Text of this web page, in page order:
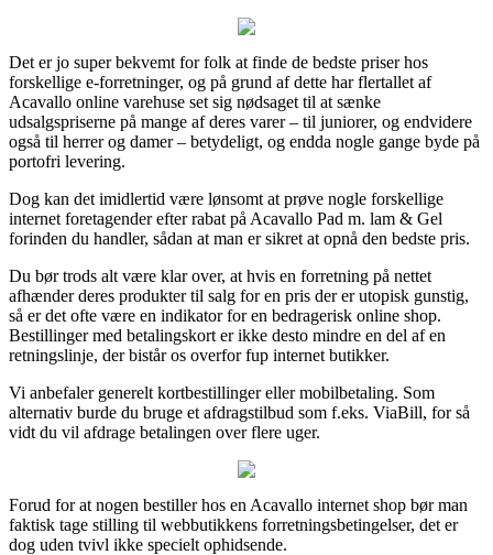
Det er jo super bekvemt for folk at finde de bedste priser hos
forskellige e-forretninger, og på grund af dette har flertallet af
Acavallo online varehuse set sig nødsaget til at sænke
udsalgspriserne på mange af deres varer – til juniorer, og endvidere
også til herrer og damer – betydeligt, og endda nogle gange byde på
portofri levering.
Dog kan det imidlertid være lønsomt at prøve nogle forskellige
internet foretagender efter rabat på Acavallo Pad m. lam & Gel
forinden du handler, sådan at man er sikret at opnå den bedste pris.
Du bør trods alt være klar over, at hvis en forretning på nettet
afhænder deres produkter til salg for en pris der er utopisk gunstig,
så er det ofte være en indikator for en bedragerisk online shop.
Bestillinger med betalingskort er ikke desto mindre en del af en
retningslinje, der bistår os overfor fup internet butikker.
Vi anbefaler generelt kortbestillinger eller mobilbetaling. Som
alternativ burde du bruge et afdragstilbud som f.eks. ViaBill, for så
vidt du vil afdrage betalingen over flere uger.
Forud for at nogen bestiller hos en Acavallo internet shop bør man
faktisk tage stilling til webbutikkens forretningsbetingelser, det er
dog uden tvivl ikke specielt ophidsende.